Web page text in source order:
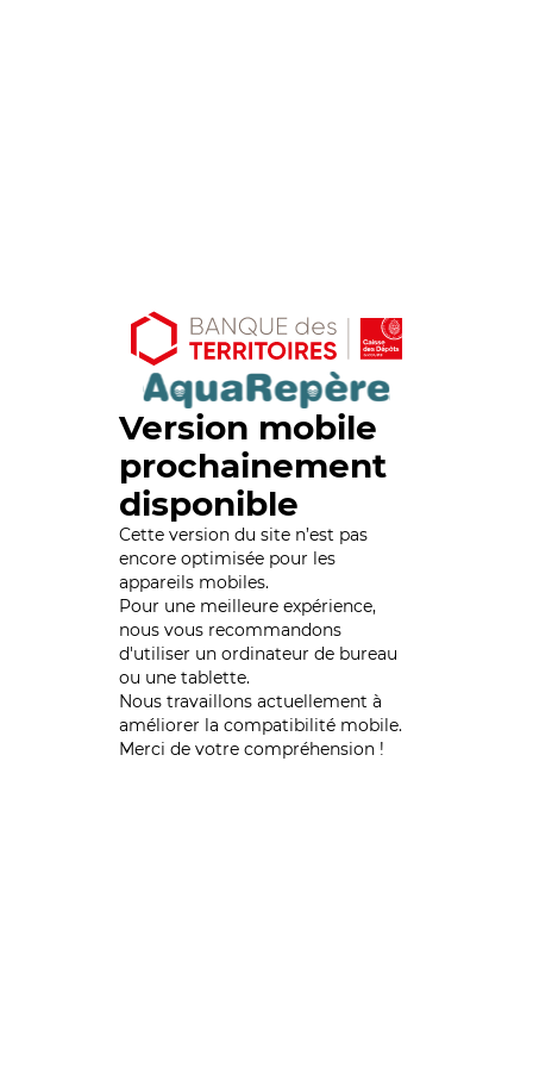
Version mobile
prochainement
disponible
Cette version du site n’est pas
encore optimisée pour les
appareils mobiles.
Pour une meilleure expérience,
nous vous recommandons
d'utiliser un ordinateur de bureau
ou une tablette.
Nous travaillons actuellement à
améliorer la compatibilité mobile.
Merci de votre compréhension !